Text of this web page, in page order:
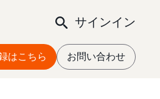
サインイン
はこちら お問い合わせ